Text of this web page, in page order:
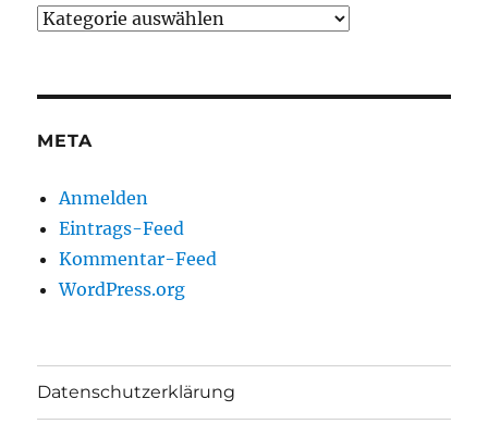
Kategorieauswahl
META
Anmelden
Eintrags-Feed
Kommentar-Feed
WordPress.org
Datenschutzerklärung